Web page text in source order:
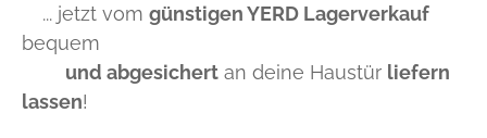
... jetzt vom günstigen YERD Lagerverkauf
bequem
und abgesichert an deine Haustür liefern
lassen!